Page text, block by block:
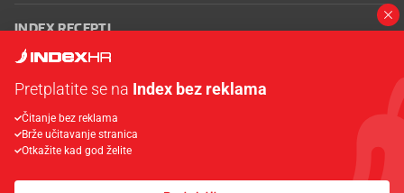
INDEX RECEPTI
Oglašavanje Zaposli se na Indexu
korištenja
Postavke kolačića
Pretplatite se na Index bez reklama
Čitanje bez reklama
Brže učitavanje stranica
Otkažite kad god želite